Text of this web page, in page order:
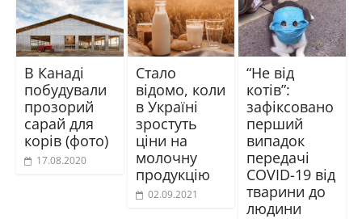
В Канаді
побудували
прозорий
сарай для
корів (фото)
17.08.2020
Стало
відомо, коли
в Україні
зростуть
ціни на
молочну
продукцію
02.09.2021
“Не від
котів”:
зафіксовано
перший
випадок
передачі
COVID-19 від
тварини до
людини